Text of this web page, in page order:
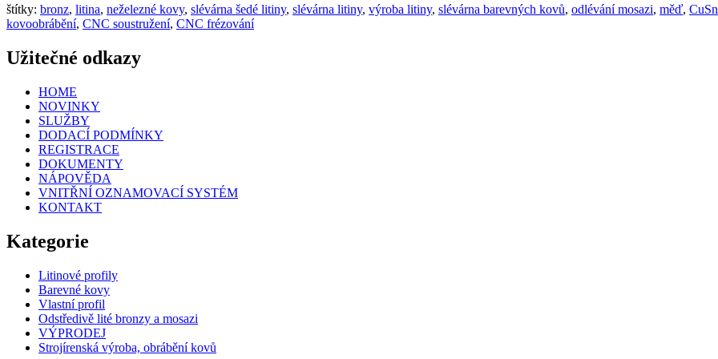
štítky: bronz, litina, neželezné kovy, slévárna šedé litiny, slévárna litiny, výroba litiny, slévárna barevných kovů, odlévání mosazi, měď,
kovoobrábění, CNC soustružení, CNC frézování
Užitečné odkazy
HOME
NOVINKY
SLUŽBY
DODACÍ PODMÍNKY
REGISTRACE
DOKUMENTY
NÁPOVĚDA
VNITŘNÍ OZNAMOVACÍ SYSTÉM
KONTAKT
Kategorie
Litinové profily
Barevné kovy
Vlastní profil
Odstředivě lité bronzy a mosazi
VÝPRODEJ
Strojírenská výroba, obrábění kovů